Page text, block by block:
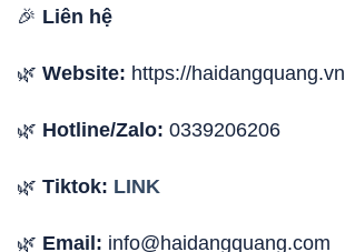
🎉 Liên hệ
🌿 Website: https://haidangquang.vn
🌿 Hotline/Zalo: 0339206206
🌿 Tiktok: LINK
🌿 Email: info@haidangquang.com